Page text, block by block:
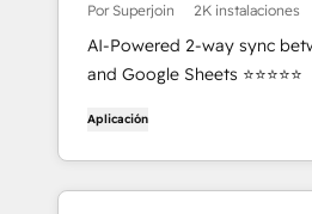
Por Superjoin 2K instalaciones
AI-Powered 2-way sync
and Google Sheets ⭐⭐⭐⭐⭐
Aplicación